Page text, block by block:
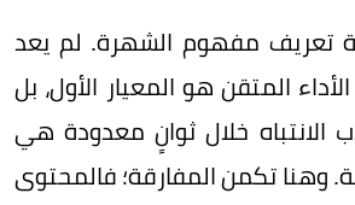
تعريف مفهوم الشهرة. لم يعد
المتقن هو المعيار الأول، بل
خلال ثوانٍ معدودة هي
وهنا تكمن المفارقة؛ فالمحتوى